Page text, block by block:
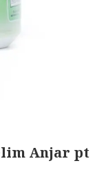
Anjar pt